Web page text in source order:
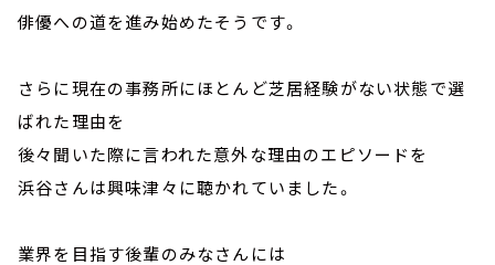
俳優への道を進み始めたそうです。
さらに現在の事務所にほとんど芝居経験がない状態で選
ばれた理由を
後々聞いた際に言われた意外な理由のエピソードを
浜谷さんは興味津々に聴かれていました。
業界を目指す後輩のみなさんには